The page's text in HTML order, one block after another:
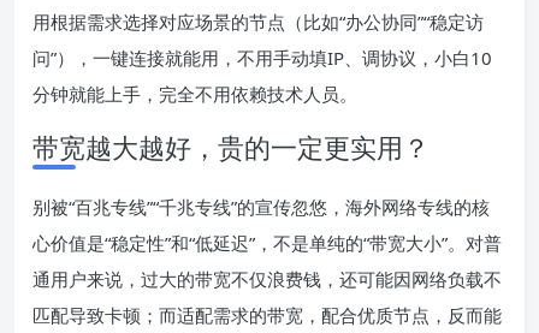
用根据需求选择对应场景的节点（比如“办公协同”“稳定访
问”），一键连接就能用，不用手动填IP、调协议，小白10
分钟就能上手，完全不用依赖技术人员。
带宽越大越好，贵的一定更实用？
别被“百兆专线”“千兆专线”的宣传忽悠，海外网络专线的核
心价值是“稳定性”和“低延迟”，不是单纯的“带宽大小”。对普
通用户来说，过大的带宽不仅浪费钱，还可能因网络负载不
匹配导致卡顿；而适配需求的带宽，配合优质节点，反而能